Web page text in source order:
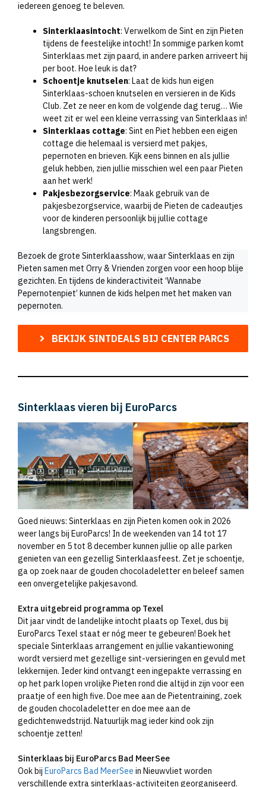
iedereen genoeg te beleven.
Sinterklaasintocht: Verwelkom de Sint en zijn Pieten
tijdens de feestelijke intocht! In sommige parken komt
Sinterklaas met zijn paard, in andere parken arriveert hij
per boot. Hoe leuk is dat?
Schoentje knutselen: Laat de kids hun eigen
Sinterklaas-schoen knutselen en versieren in de Kids
Club. Zet ze neer en kom de volgende dag terug… Wie
weet zit er wel een kleine verrassing van Sinterklaas in!
Sinterklaas cottage: Sint en Piet hebben een eigen
cottage die helemaal is versierd met pakjes,
pepernoten en brieven. Kijk eens binnen en als jullie
geluk hebben, zien jullie misschien wel een paar Pieten
aan het werk!
Pakjesbezorgservice: Maak gebruik van de
pakjesbezorgservice, waarbij de Pieten de cadeautjes
voor de kinderen persoonlijk bij jullie cottage
langsbrengen.
Bezoek de grote Sinterklaasshow, waar Sinterklaas en zijn
Pieten samen met Orry & Vrienden zorgen voor een hoop blije
gezichten. En tijdens de kinderactiviteit ‘Wannabe
Pepernotenpiet’ kunnen de kids helpen met het maken van
pepernoten.
BEKIJK SINTDEALS BIJ CENTER PARCS
Sinterklaas vieren bij EuroParcs
Goed nieuws: Sinterklaas en zijn Pieten komen ook in 2026
weer langs bij EuroParcs! In de weekenden van 14 tot 17
november en 5 tot 8 december kunnen jullie op alle parken
genieten van een gezellig Sinterklaasfeest. Zet je schoentje,
ga op zoek naar de gouden chocoladeletter en beleef samen
een onvergetelijke pakjesavond.
Extra uitgebreid programma op Texel
Dit jaar vindt de landelijke intocht plaats op Texel, dus bij
EuroParcs Texel staat er nóg meer te gebeuren! Boek het
speciale Sinterklaas arrangement en jullie vakantiewoning
wordt versierd met gezellige sint-versieringen en gevuld met
lekkernijen. Ieder kind ontvangt een ingepakte verrassing en
op het park lopen vrolijke Pieten rond die altijd in zijn voor een
praatje of een high five. Doe mee aan de Pietentraining, zoek
de gouden chocoladeletter en doe mee aan de
gedichtenwedstrijd. Natuurlijk mag ieder kind ook zijn
schoentje zetten!
Sinterklaas bij EuroParcs Bad MeerSee
Ook bij EuroParcs Bad MeerSee in Nieuwvliet worden
verschillende extra sinterklaas-activiteiten georganiseerd.